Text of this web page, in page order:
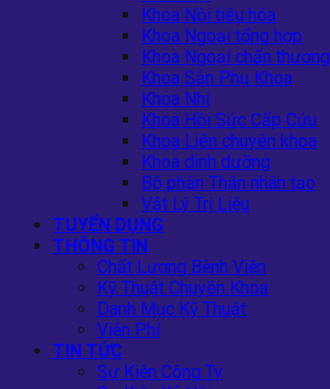
Khoa Nội tiêu hóa
Khoa Ngoại tổng hợp
Khoa Ngoại chấn thương
Khoa Sản Phụ Khoa
Khoa Nhi
Khoa Hồi Sức Cấp Cứu
Khoa Liên chuyên khoa
Khoa dinh dưỡng
Bộ phận Thận nhân tạo
Vật Lý Trị Liệu
TUYỂN DỤNG
THÔNG TIN
Chất Lượng Bệnh Viện
Kỹ Thuật Chuyên Khoa
Danh Mục Kỹ Thuật
Viện Phí
TIN TỨC
Sự Kiện Công Ty